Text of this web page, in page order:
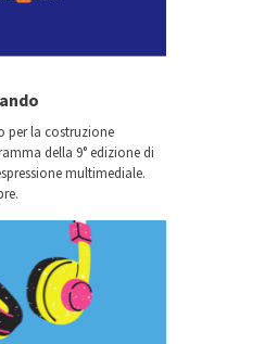
per la costruzione
della 9° edizione di
multimediale.